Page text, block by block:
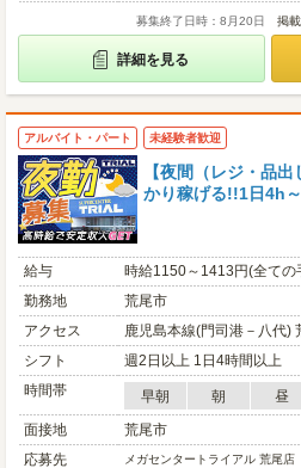
募集終了日時：8月20日 掲
詳細を見る
アルバイト・パート 未経験者歓迎
【夜間（レジ・品
かり稼げる!!1日4h
給与
時給1150～1413円(全て
勤務地
荒尾市
アクセス
鹿児島本線(門司港－八代)
シフト
週2日以上 1日4時間以上
時間帯
早朝 朝 昼
面接地
荒尾市
応募先
メガセンタートライアル 荒尾店